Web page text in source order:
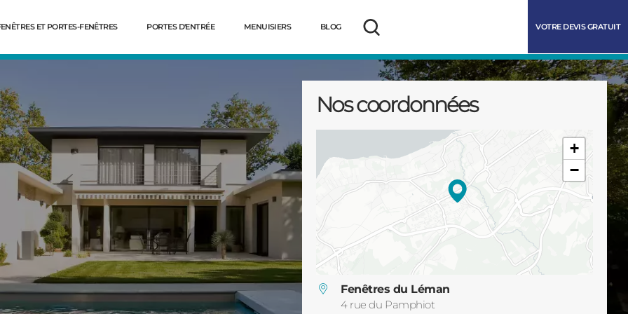
Démarrer
ET PORTES-FENÊTRES PORTES D'ENTRÉE MENUISIERS BLOG
Rechercher
VOTRE DEVIS GRATUIT
Nos coordonnées
+
−
Fenêtres du Léman
4 rue du Pamphiot